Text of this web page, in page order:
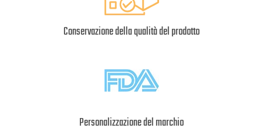
Conservazione della qualità del prodotto
Personalizzazione del marchio